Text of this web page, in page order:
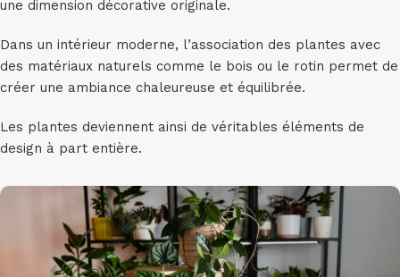
une dimension décorative originale.
Dans un intérieur moderne, l’association des plantes avec
des matériaux naturels comme le bois ou le rotin permet de
créer une ambiance chaleureuse et équilibrée.
Les plantes deviennent ainsi de véritables éléments de
design à part entière.